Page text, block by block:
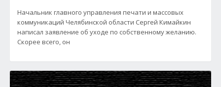
Начальник главного управления печати и массовых
коммуникаций Челябинской области Сергей Кимайкин
написал заявление об уходе по собственному желанию.
Скорее всего, он